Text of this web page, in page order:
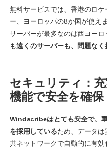
無料サービスでは、香港のロ
ー、ヨーロッパの8か国が使え
サーバーが最多なのは西ヨーロ
も遠くのサーバーも、問題なく
セキュリティ：
機能で安全を確保
Windscribeはとても安全で、
を採用しているため、データ
共ネットワークで自動的に有